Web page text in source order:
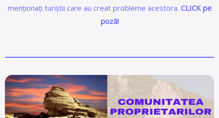
menționați turiștii care au creat probleme acestora. CLICK pe
poză!